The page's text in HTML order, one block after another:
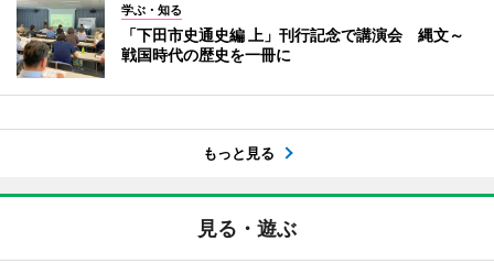
学ぶ・知る
「下田市史通史編 上」刊行記念で講演会 縄文～
戦国時代の歴史を一冊に
もっと見る
見る・遊ぶ